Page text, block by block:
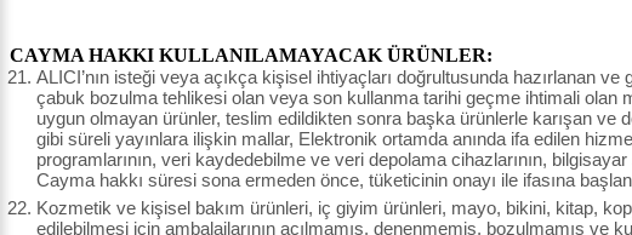
CAYMA HAKKI KULLANILAMAYACAK ÜRÜNLER:
ALICI’nın isteği veya açıkça kişisel ihtiyaçları doğrultusunda hazırlanan
çabuk bozulma tehlikesi olan veya son kullanma tarihi geçme ihtimali olan
uygun olmayan ürünler, teslim edildikten sonra başka ürünlerle karışan ve
gibi süreli yayınlara ilişkin mallar, Elektronik ortamda anında ifa edilen
programlarının, veri kaydedebilme ve veri depolama cihazlarının,
Cayma hakkı süresi sona ermeden önce, tüketicinin onayı ile ifasına
Kozmetik ve kişisel bakım ürünleri, iç giyim ürünleri, mayo, bikini, kitap,
edilebilmesi için ambalajlarının açılmamış, denenmemiş, bozulmamış ve